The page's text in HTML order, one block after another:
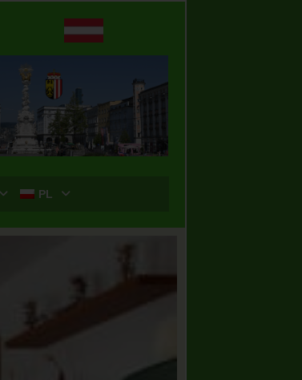
PL